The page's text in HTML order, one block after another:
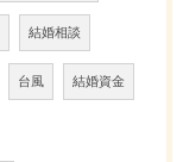
結婚相談
台風 結婚資金